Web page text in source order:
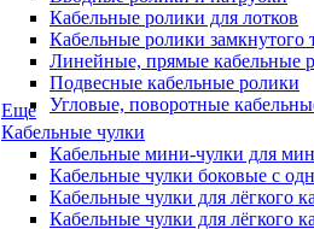
Кабельные ролики для лотков
Кабельные ролики замкнутого
Линейные, прямые кабельные
Подвесные кабельные ролики
Угловые, поворотные
Еще
Кабельные чулки
Кабельные мини-чулки для
Кабельные чулки боковые с
Кабельные чулки для лёгкого
Кабельные чулки для лёгкого